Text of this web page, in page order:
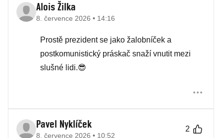
Alois Žilka
8. července 2026 • 14:16
Prostě prezident se jako žalobníček a
postkomunistický práskač snaží vnutit mezi
slušné lidi.😎
Pavel Nyklíček
8. července 2026 • 10:52
2